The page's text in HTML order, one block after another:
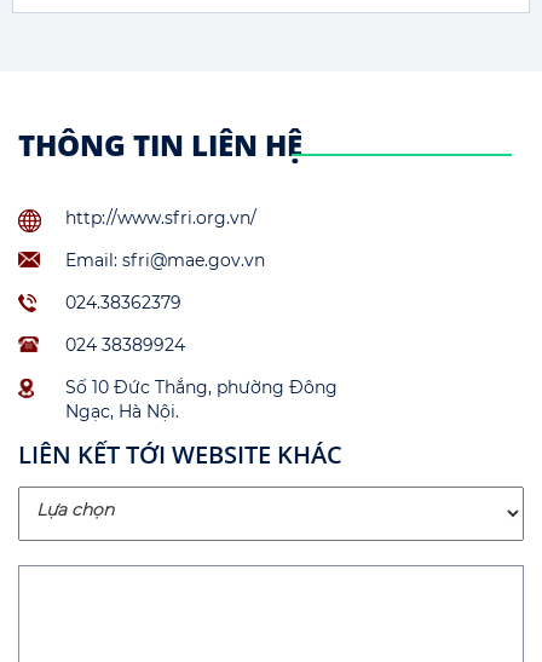
THÔNG TIN LIÊN HỆ
http://www.sfri.org.vn/
Email: sfri@mae.gov.vn
024.38362379
024 38389924
Số 10 Đức Thắng, phường Đông
Ngạc, Hà Nội.
LIÊN KẾT TỚI WEBSITE KHÁC